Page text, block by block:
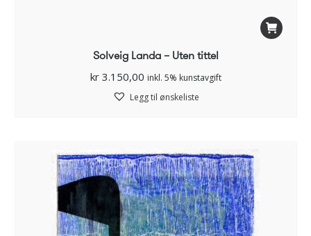
Solveig Landa – Uten tittel
kr3.150,00 inkl. 5% kunstavgift
Legg til ønskeliste